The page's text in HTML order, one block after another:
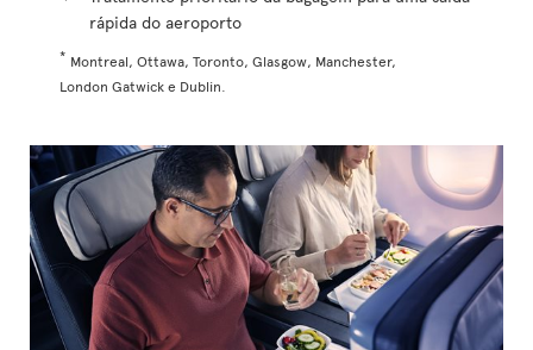
rápida do aeroporto
* Montreal, Ottawa, Toronto, Glasgow, Manchester,
London Gatwick e Dublin.